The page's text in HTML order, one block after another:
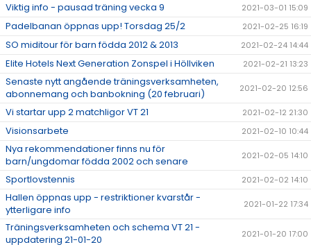
Viktig info - pausad träning vecka 9 2021-03-01 15:09
Padelbanan öppnas upp! Torsdag 25/2 2021-02-25 16:19
SO miditour för barn födda 2012 & 2013 2021-02-24 14:44
Elite Hotels Next Generation Zonspel i Höllviken 2021-02-21 13:23
Senaste nytt angående träningsverksamheten,
abonnemang och banbokning (20 februari)
2021-02-20 12:56
Vi startar upp 2 matchligor VT 21 2021-02-12 21:30
Visionsarbete 2021-02-10 10:44
Nya rekommendationer finns nu för
barn/ungdomar födda 2002 och senare
2021-02-05 14:10
Sportlovstennis 2021-02-02 14:10
Hallen öppnas upp - restriktioner kvarstår -
ytterligare info
2021-01-22 17:34
Träningsverksamheten och schema VT 21 -
uppdatering 21-01-20
2021-01-20 17:00